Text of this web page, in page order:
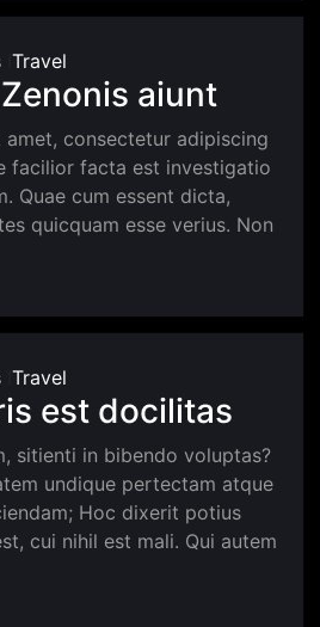
Travel
aiunt
consectetur adipiscing
facilior facta est investigatio
Quae cum essent dicta,
quicquam esse verius. Non
Travel
est docilitas
sitienti in bibendo voluptas?
undique pertectam atque
Hoc dixerit potius
cui nihil est mali. Qui autem